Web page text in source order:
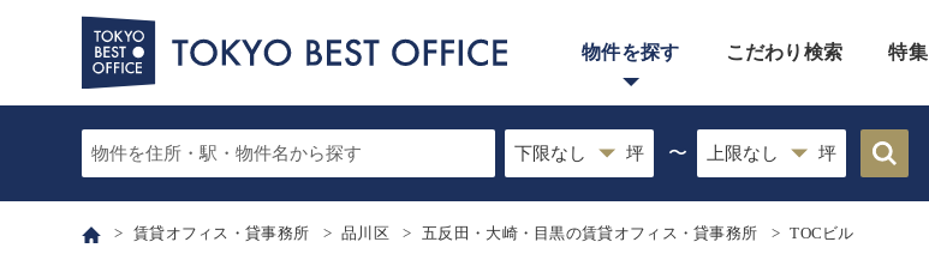
物件を探す こだわり検索 特集
〜
賃貸オフィス・貸事務所 品川区 五反田・大崎・目黒の賃貸オフィス・貸事務所 TOCビル